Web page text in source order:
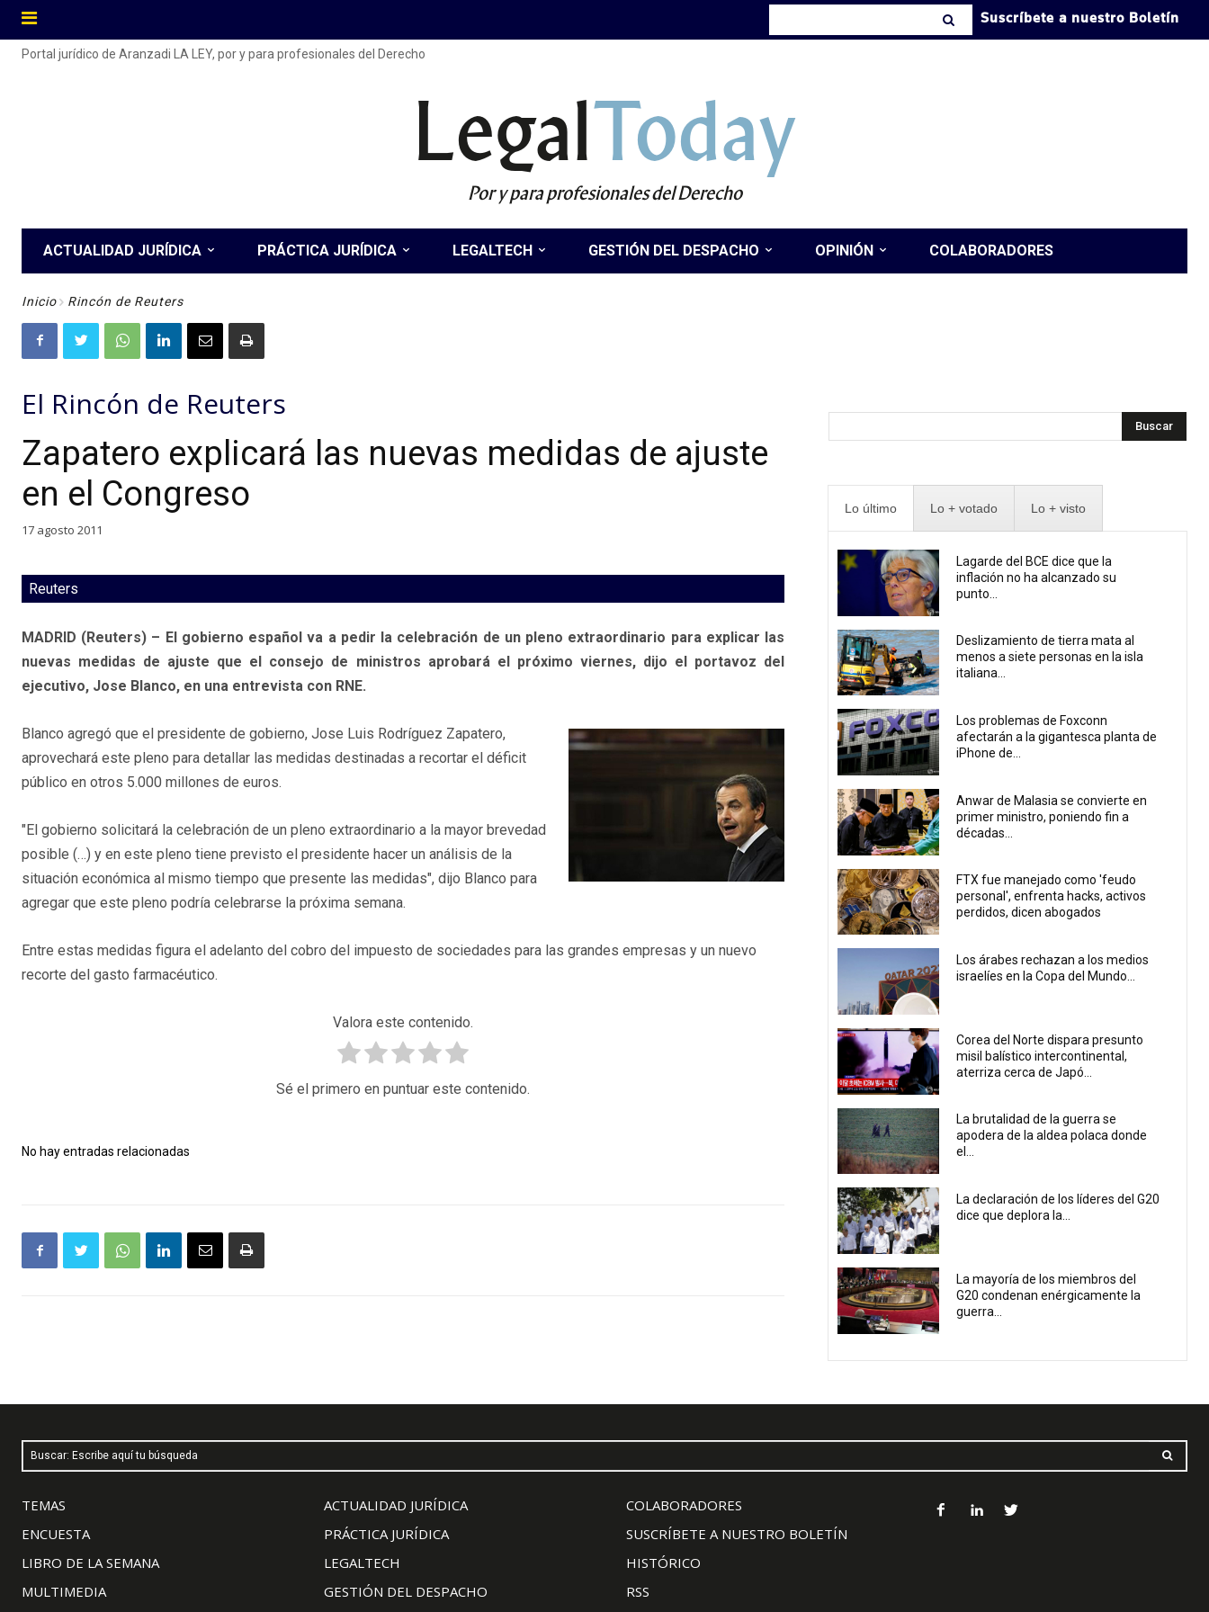
Suscríbete a nuestro Boletín
Portal jurídico de Aranzadi LA LEY, por y para profesionales del Derecho
LegalToday
Por y para profesionales del Derecho
ACTUALIDAD JURÍDICA PRÁCTICA JURÍDICA LEGALTECH GESTIÓN DEL DESPACHO OPINIÓN COLABORADORES
Inicio Rincón de Reuters
El Rincón de Reuters
Zapatero explicará las nuevas medidas de ajuste
en el Congreso
17 agosto 2011
Reuters
MADRID (Reuters) – El gobierno español va a pedir la celebración de un pleno extraordinario para explicar las
nuevas medidas de ajuste que el consejo de ministros aprobará el próximo viernes, dijo el portavoz del
ejecutivo, Jose Blanco, en una entrevista con RNE.
Blanco agregó que el presidente de gobierno, Jose Luis Rodríguez Zapatero,
aprovechará este pleno para detallar las medidas destinadas a recortar el déficit
público en otros 5.000 millones de euros.
"El gobierno solicitará la celebración de un pleno extraordinario a la mayor brevedad
posible (…) y en este pleno tiene previsto el presidente hacer un análisis de la
situación económica al mismo tiempo que presente las medidas", dijo Blanco para
agregar que este pleno podría celebrarse la próxima semana.
Entre estas medidas figura el adelanto del cobro del impuesto de sociedades para las grandes empresas y un nuevo
recorte del gasto farmacéutico.
Valora este contenido.
Sé el primero en puntuar este contenido.
No hay entradas relacionadas
Buscar
Lo último Lo + votado Lo + visto
Lagarde del BCE dice que la
inflación no ha alcanzado su
punto...
Deslizamiento de tierra mata al
menos a siete personas en la isla
italiana...
Los problemas de Foxconn
afectarán a la gigantesca planta de
iPhone de...
Anwar de Malasia se convierte en
primer ministro, poniendo fin a
décadas...
FTX fue manejado como 'feudo
personal', enfrenta hacks, activos
perdidos, dicen abogados
Los árabes rechazan a los medios
israelíes en la Copa del Mundo...
Corea del Norte dispara presunto
misil balístico intercontinental,
aterriza cerca de Japó...
La brutalidad de la guerra se
apodera de la aldea polaca donde
el...
La declaración de los líderes del G20
dice que deplora la...
La mayoría de los miembros del
G20 condenan enérgicamente la
guerra...
Buscar: Escribe aquí tu búsqueda
TEMAS
ENCUESTA
LIBRO DE LA SEMANA
MULTIMEDIA
ACTUALIDAD JURÍDICA
PRÁCTICA JURÍDICA
LEGALTECH
GESTIÓN DEL DESPACHO
COLABORADORES
SUSCRÍBETE A NUESTRO BOLETÍN
HISTÓRICO
RSS